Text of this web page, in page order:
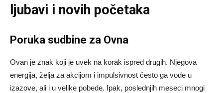
ljubavi i novih početaka
Poruka sudbine za Ovna
Ovan je znak koji je uvek na korak ispred drugih. Njegova
energija, želja za akcijom i impulsivnost često ga vode u
izazove, ali i u velike pobede. Ipak, poslednjih meseci mnogi